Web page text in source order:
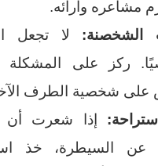
مشاعره وآرائه.
الشخصنة: لا تجعل
ركز على المشكلة
على شخصية الطرف
إذا شعرت أن
عن السيطرة، خذ